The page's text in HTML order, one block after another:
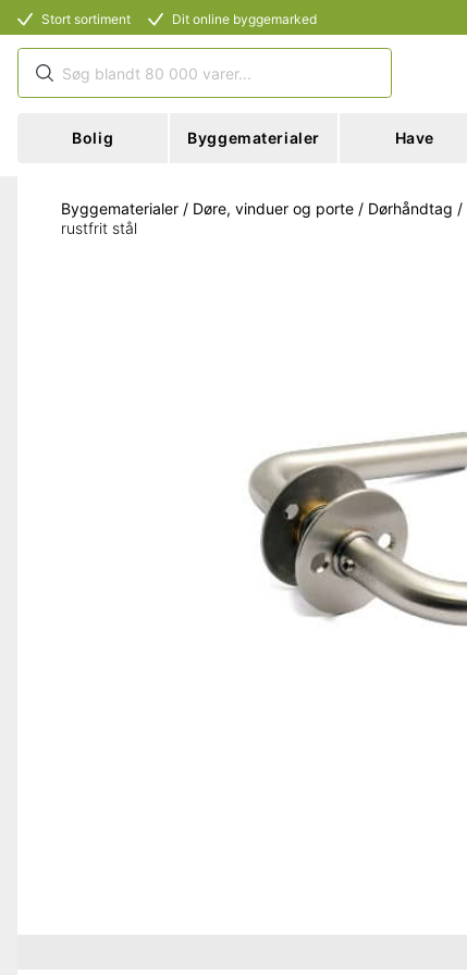
Stort sortiment Dit online byggemarked
Bolig Byggematerialer Have
Byggematerialer / Døre, vinduer og porte / Dørhåndtag /
rustfrit stål